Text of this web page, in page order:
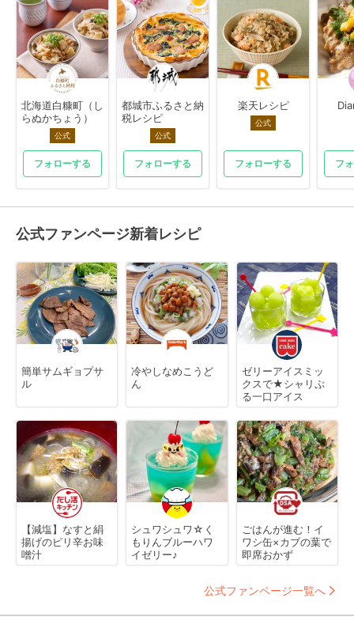
北海道白糠町（し
らぬかちょう）
公式
フォローする
都城市ふるさと納
税レシピ
公式
フォローする
楽天レシピ
公式
フォローする フ
公式ファンページ新着レシピ
簡単サムギョプサ
ル
冷やしなめこうど
ん
ゼリーアイスミッ
クスで★シャリぷ
る一口アイス
【減塩】なすと絹
揚げのピリ辛お味
噌汁
シュワシュワ☆く
もりんブルーハワ
イゼリー♪
ごはんが進む！イ
ワシ缶×カブの葉で
即席おかず
公式ファンページ一覧へ